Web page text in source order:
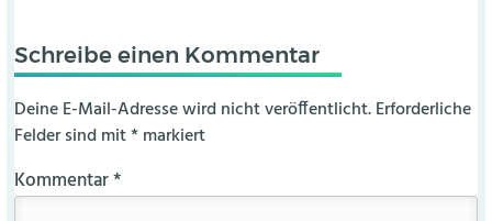
Schreibe einen Kommentar
Deine E-Mail-Adresse wird nicht veröffentlicht. Erforderliche
Felder sind mit*markiert
Kommentar*